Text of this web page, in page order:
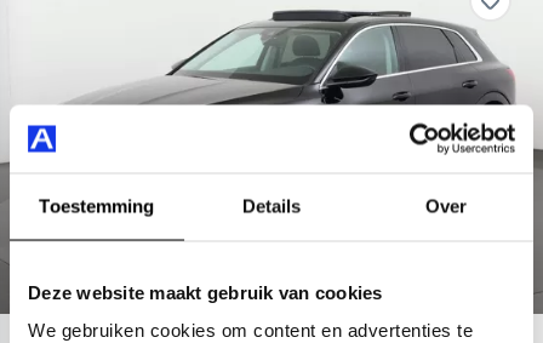
Toestemming Details Over
Deze website maakt gebruik van cookies
We gebruiken cookies om content en advertenties te